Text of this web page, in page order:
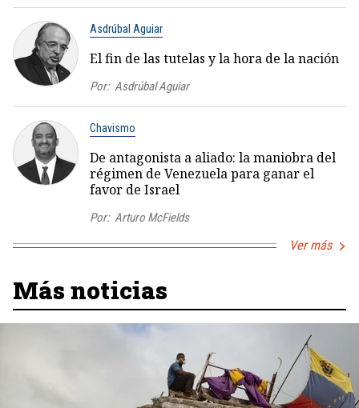
Asdrúbal Aguiar
El fin de las tutelas y la hora de la nación
Por: Asdrúbal Aguiar
Chavismo
De antagonista a aliado: la maniobra del
régimen de Venezuela para ganar el
favor de Israel
Por: Arturo McFields
Ver más
Más noticias